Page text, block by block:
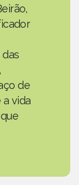
das
de
vida